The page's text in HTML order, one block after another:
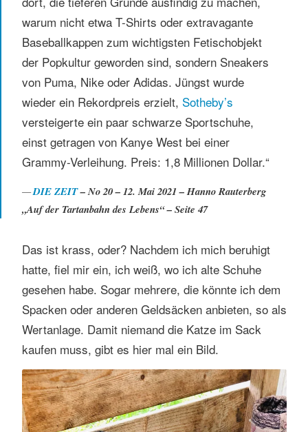
warum nicht etwa T-Shirts oder extravagante
Baseballkappen zum wichtigsten Fetischobjekt
der Popkultur geworden sind, sondern Sneakers
von Puma, Nike oder Adidas. Jüngst wurde
wieder ein Rekordpreis erzielt, Sotheby’s
versteigerte ein paar schwarze Sportschuhe,
einst getragen von Kanye West bei einer
Grammy-Verleihung. Preis: 1,8 Millionen Dollar.“
DIE ZEIT– No 20 – 12. Mai 2021 – Hanno Rauterberg
„Auf der Tartanbahn des Lebens“ – Seite 47
Das ist krass, oder? Nachdem ich mich beruhigt
hatte, fiel mir ein, ich weiß, wo ich alte Schuhe
gesehen habe. Sogar mehrere, die könnte ich dem
Spacken oder anderen Geldsäcken anbieten, so als
Wertanlage. Damit niemand die Katze im Sack
kaufen muss, gibt es hier mal ein Bild.